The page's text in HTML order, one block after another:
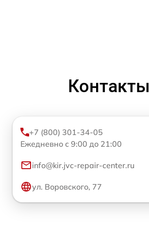
Контакты
+7 (800) 301-34-05
Ежедневно с 9:00 до 21:00
info@kir.jvc-repair-center.ru
ул. Воровского, 77